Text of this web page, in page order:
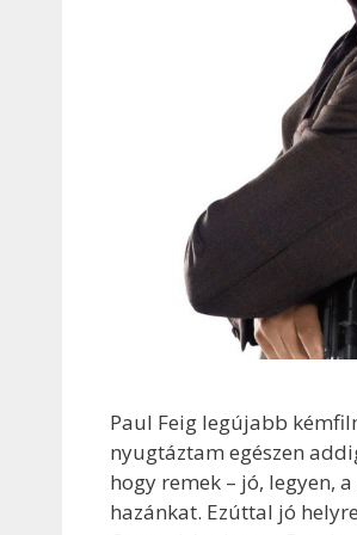
Paul Feig legújabb
nyugtáztam egészen
hogy remek – jó, legyen,
hazánkat. Ezúttal jó